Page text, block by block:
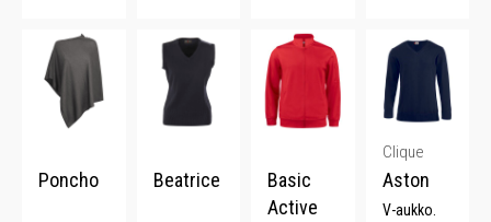
Poncho Beatrice
Basic
Active
Clique
Aston
V-aukko.